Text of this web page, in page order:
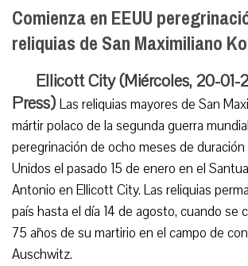
Comienza en EEUU
reliquias de San Maximiliano
Ellicott City (Miércoles, 20-01-
Press) Las reliquias mayores de San
mártir polaco de la segunda guerra
peregrinación de ocho meses de
Unidos el pasado 15 de enero en el
Antonio en Ellicott City. Las reliquias
país hasta el día 14 de agosto, cuando se
75 años de su martirio en el campo de
Auschwitz.